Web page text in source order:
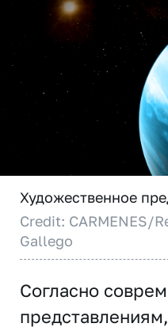
Художественное
Credit: CARMENES/
Gallego
Согласно